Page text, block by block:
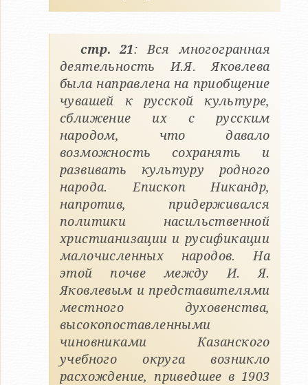
стр. 21: Вся многогранная
деятельность И.Я. Яковлева
была направлена на приобщение
чувашей к русской культуре,
сближение их с русским
народом, что давало
возможность сохранять и
развивать культуру родного
народа. Епископ Никандр,
напротив, придерживался
политики насильственной
христианизации и русификации
малочисленных народов. На
этой почве между И. Я.
Яковлевым и представителями
местного духовенства,
высокопоставленными
чиновниками Казанского
учебного округа возникло
расхождение, приведшее в 1903